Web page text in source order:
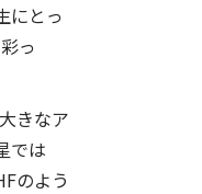
にとっ
っ
きなア
では
のよう